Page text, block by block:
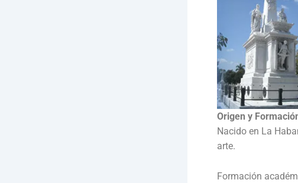
Origen y
Nacido en La
arte.
Formación